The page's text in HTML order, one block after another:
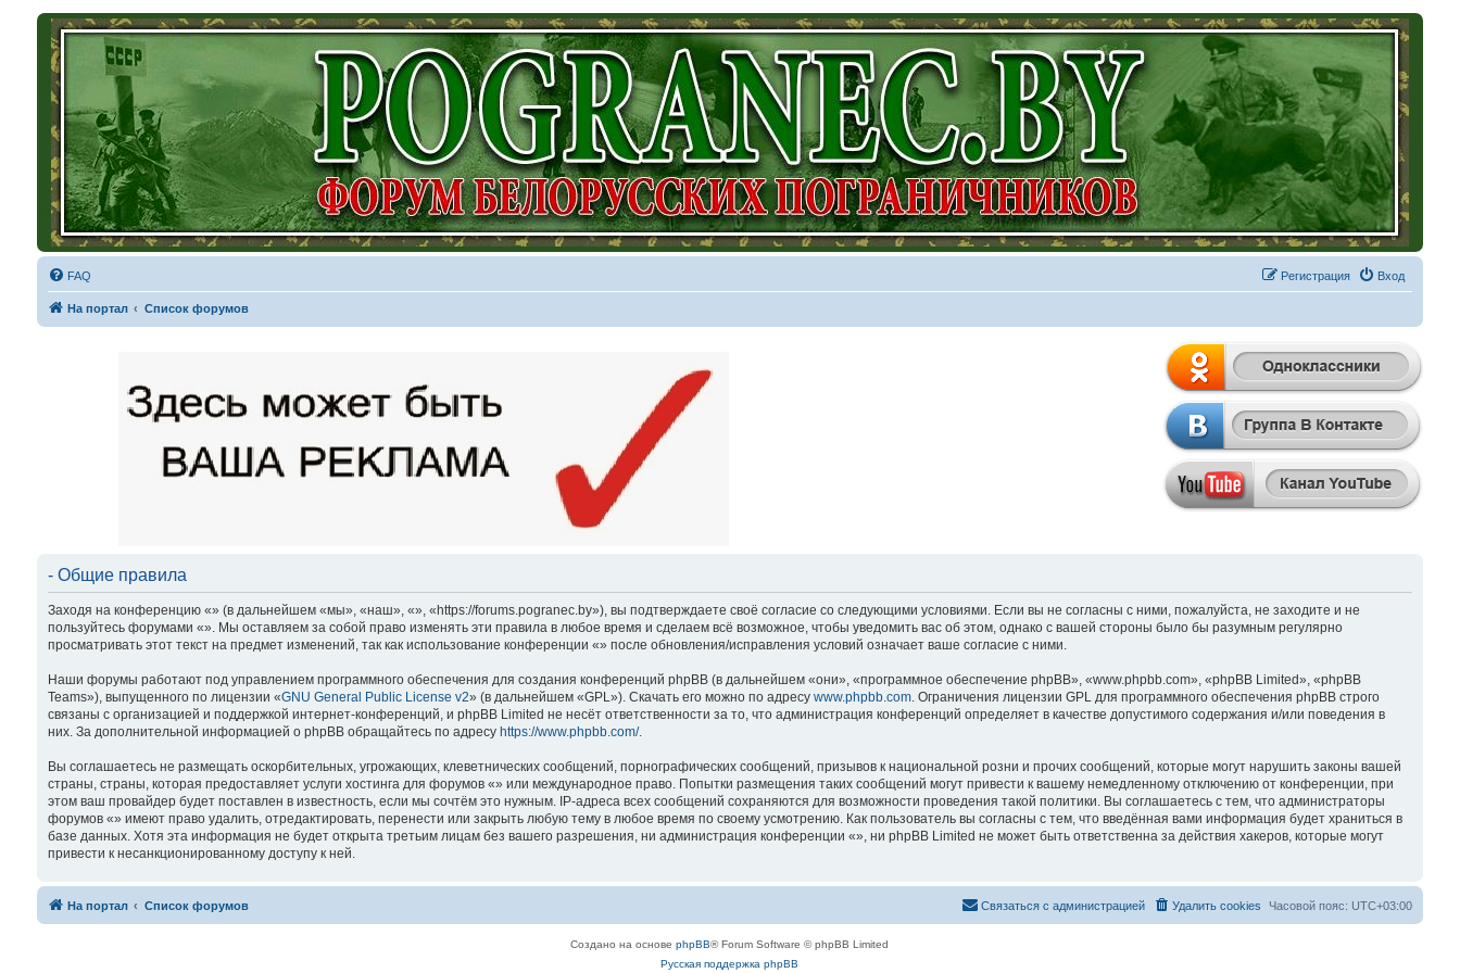
FAQ Вход
Регистрация
На портал Список форумов
- Общие правила
Заходя на конференцию «» (в дальнейшем «мы», «наш», «», «https://forums.pogranec.by»), вы подтверждаете своё согласие со следующими условиями. Если вы не согласны с ними, пожалуйста, не заходите и не
пользуйтесь форумами «». Мы оставляем за собой право изменять эти правила в любое время и сделаем всё возможное, чтобы уведомить вас об этом, однако с вашей стороны было бы разумным регулярно
просматривать этот текст на предмет изменений, так как использование конференции «» после обновления/исправления условий означает ваше согласие с ними.
Наши форумы работают под управлением программного обеспечения для создания конференций phpBB (в дальнейшем «они», «программное обеспечение phpBB», «www.phpbb.com», «phpBB Limited», «phpBB
Teams»), выпущенного по лицензии «GNU General Public License v2» (в дальнейшем «GPL»). Скачать его можно по адресу www.phpbb.com. Ограничения лицензии GPL для программного обеспечения phpBB строго
связаны с организацией и поддержкой интернет-конференций, и phpBB Limited не несёт ответственности за то, что администрация конференций определяет в качестве допустимого содержания и/или поведения в
них. За дополнительной информацией о phpBB обращайтесь по адресу https://www.phpbb.com/.
Вы соглашаетесь не размещать оскорбительных, угрожающих, клеветнических сообщений, порнографических сообщений, призывов к национальной розни и прочих сообщений, которые могут нарушить законы вашей
страны, страны, которая предоставляет услуги хостинга для форумов «» или международное право. Попытки размещения таких сообщений могут привести к вашему немедленному отключению от конференции, при
этом ваш провайдер будет поставлен в известность, если мы сочтём это нужным. IP-адреса всех сообщений сохраняются для возможности проведения такой политики. Вы соглашаетесь с тем, что администраторы
форумов «» имеют право удалить, отредактировать, перенести или закрыть любую тему в любое время по своему усмотрению. Как пользователь вы согласны с тем, что введённая вами информация будет храниться в
базе данных. Хотя эта информация не будет открыта третьим лицам без вашего разрешения, ни администрация конференции «», ни phpBB Limited не может быть ответственна за действия хакеров, которые могут
привести к несанкционированному доступу к ней.
На портал Список форумов Часовой пояс: UTC+03:00
Удалить cookies
Связаться с администрацией
Создано на основеphpBB® Forum Software © phpBB Limited
Русская поддержка phpBB